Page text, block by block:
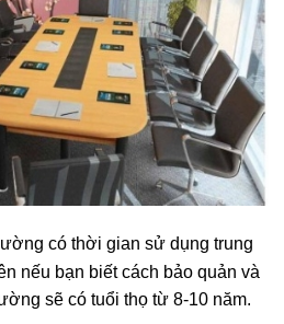
có thời gian sử dụng trung
nếu bạn biết cách bảo quản và
sẽ có tuổi thọ từ 8-10 năm.